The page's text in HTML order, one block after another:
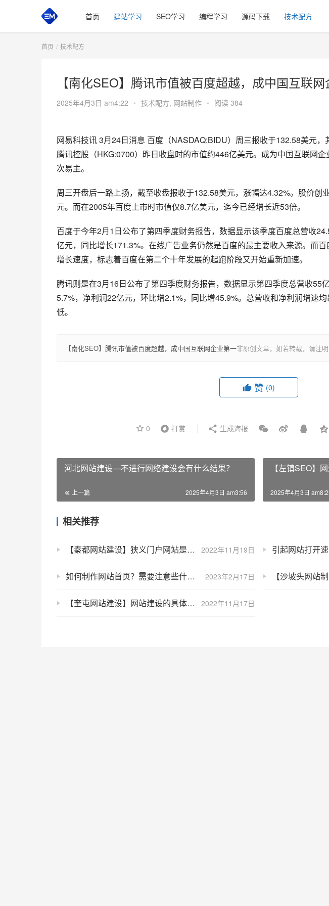
首页 建站学习 SEO学习 编程学习 源码下载 技术配方
首页 技术配方
【南化SEO】腾讯市值被百度超越，成中国互联
2025年4月3日 am4:22 • 技术配方, 网站制作 • 阅读 384
网易科技讯 3月24日消息 百度（NASDAQ:BIDU）周三报收于132.58美元
腾讯控股（HKG:0700）昨日收盘时的市值约446亿美元。成为中国互联网
次易主。
周三开盘后一路上扬，截至收盘报收于132.58美元，涨幅达4.32%。股价创
元。而在2005年百度上市时市值仅8.7亿美元，迄今已经增长近53倍。
百度于今年2月1日公布了第四季度财务报告，数据显示该季度百度总营收
亿元，同比增长171.3%。在线广告业务仍然是百度的最主要收入来源。而
增长速度，标志着百度在第二个十年发展的起跑阶段又开始重新加速。
腾讯则是在3月16日公布了第四季度财务报告，数据显示第四季度总营收55
5.7%，净利润22亿元，环比增2.1%，同比增45.9%。总营收和净利润增速
低。
【南化SEO】腾讯市值被百度超越，成中国互联网企业第一非原创文章，如若转载，请注明
赞 (0)
0 打赏 生成海报
河北网站建设—不进行网络建设会有什么结果？
上一篇 2025年4月3日 am3:56
【左镇SEO】
2025年4月3日
相关推荐
2022年11月19日
【秦都网站建设】狭义门户网站是什么？广义门户网站是什么？ 引起网站打开
2023年2月17日
如何制作网站首页？需要注意些什么？
2022年11月17日
【奎屯网站建设】网站建设的具体流程是什么？网站建设的基本流程介绍